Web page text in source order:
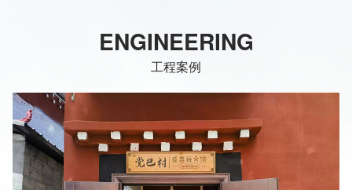
ENGINEERING
工程案例